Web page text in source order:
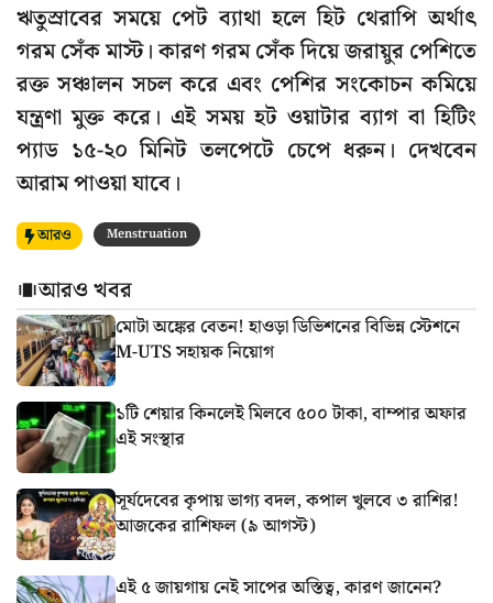
ঋতুস্রাবের সময়ে পেট ব্যাথা হলে হিট থেরাপি অর্থাৎ
গরম সেঁক মাস্ট। কারণ গরম সেঁক দিয়ে জরায়ুর পেশিতে
রক্ত সঞ্চালন সচল করে এবং পেশির সংকোচন কমিয়ে
যন্ত্রণা মুক্ত করে। এই সময় হট ওয়াটার ব্যাগ বা হিটিং
প্যাড ১৫-২০ মিনিট তলপেটে চেপে ধরুন। দেখবেন
আরাম পাওয়া যাবে।
আরও Menstruation
আরও খবর
মোটা অঙ্কের বেতন! হাওড়া ডিভিশনের বিভিন্ন স্টেশনে
M-UTS সহায়ক নিয়োগ
১টি শেয়ার কিনলেই মিলবে ৫০০ টাকা, বাম্পার অফার
এই সংস্থার
সূর্যদেবের কৃপায় ভাগ্য বদল, কপাল খুলবে ৩ রাশির!
আজকের রাশিফল (৯ আগস্ট)
এই ৫ জায়গায় নেই সাপের অস্তিত্ব, কারণ জানেন?